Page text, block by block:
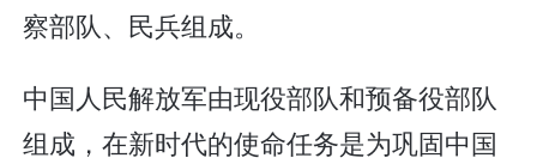
察部队、民兵组成。
中国人民解放军由现役部队和预备役部队
组成，在新时代的使命任务是为巩固中国